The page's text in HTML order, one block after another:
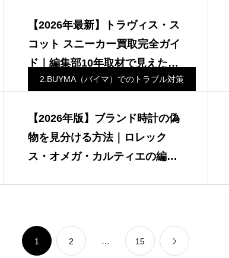
【2026年最新】トラヴィス・ス
コット スニーカー買取完全ガイ
ド｜編集部10年取材で見えたカ
クタスジャックの最高プレミア
2.BUYMA（バイマ）でのトラブル対策
【2026年版】ブランド時計の偽
物を見分ける方法｜ロレック
ス・オメガ・カルティエの編集
1 2 … 15